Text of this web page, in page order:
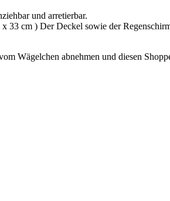
und arretierbar.
33 cm ) Der Deckel sowie der
Wägelchen abnehmen und diesen